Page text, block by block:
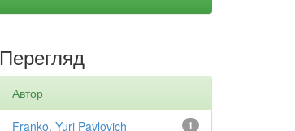
Перегляд
Автор
1
Franko, Yuri Pavlovich